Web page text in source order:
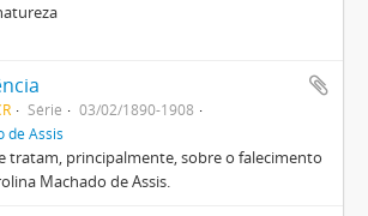
Série
03/02/1890-1908
de Assis
tratam, principalmente, sobre o falecimento
Machado de Assis.